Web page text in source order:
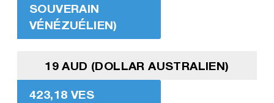
SOUVERAIN
VÉNÉZUÉLIEN)
19 AUD (DOLLAR AUSTRALIEN)
423,18 VES